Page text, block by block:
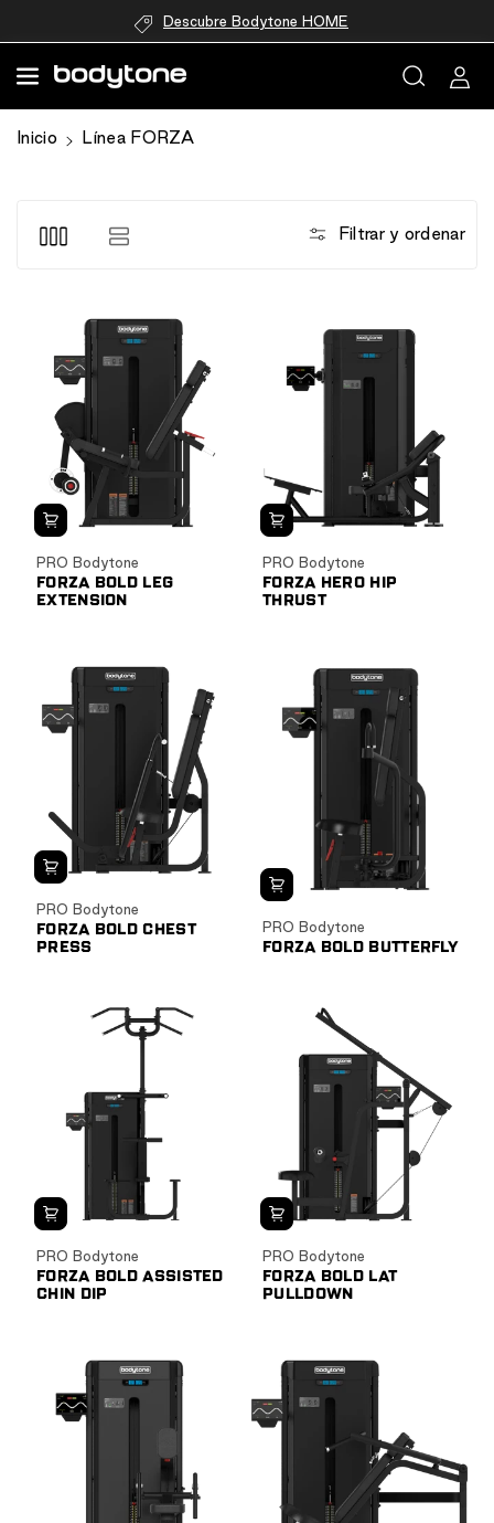
al contenido
Descubre Bodytone HOME
Inicio Línea FORZA
Filtrar y ordenar
PRO Bodytone
FORZA BOLD LEG
EXTENSION
PRO Bodytone
FORZA HERO HIP
THRUST
PRO Bodytone
FORZA BOLD CHEST
PRESS
PRO Bodytone
FORZA BOLD BUTTERFLY
PRO Bodytone
FORZA BOLD ASSISTED
CHIN DIP
PRO Bodytone
FORZA BOLD LAT
PULLDOWN